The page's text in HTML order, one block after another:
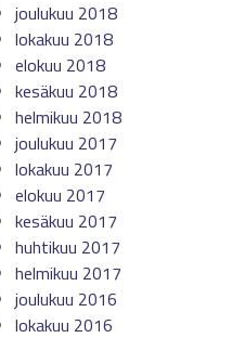
joulukuu 2018
lokakuu 2018
elokuu 2018
kesäkuu 2018
helmikuu 2018
joulukuu 2017
lokakuu 2017
elokuu 2017
kesäkuu 2017
huhtikuu 2017
helmikuu 2017
joulukuu 2016
lokakuu 2016